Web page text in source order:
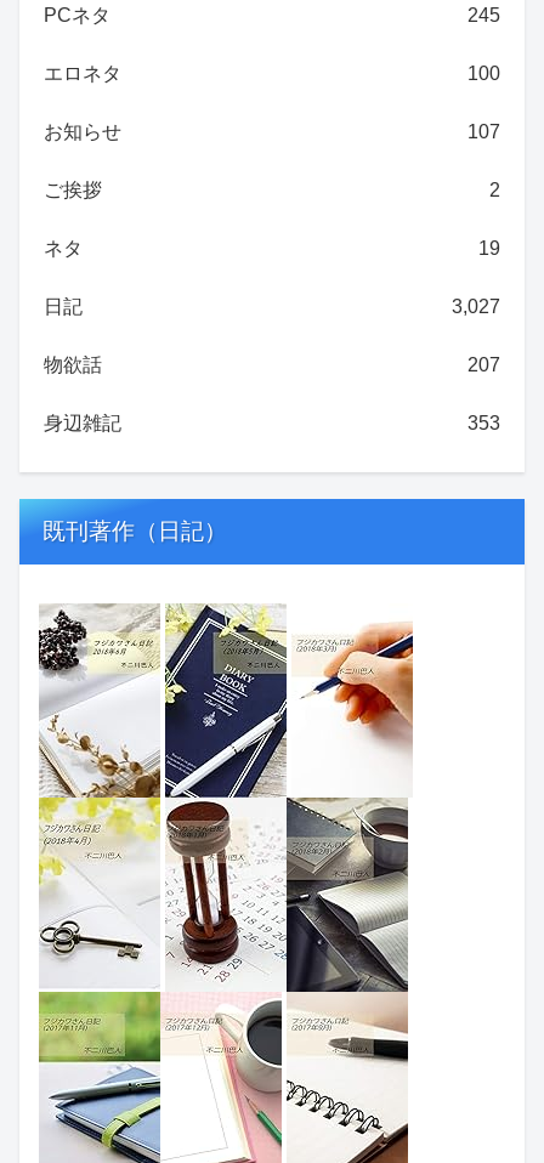
PCネタ 245
エロネタ 100
お知らせ 107
ご挨拶 2
ネタ 19
日記 3,027
物欲話 207
身辺雑記 353
既刊著作（日記）